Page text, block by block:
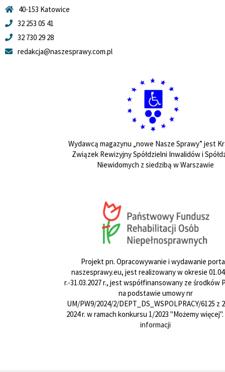
40-153 Katowice
32 253 05 41
32 730 29 28
redakcja@naszesprawy.com.pl
Wydawcą magazynu „nowe Nasze Sprawy” jest
Związek Rewizyjny Spółdzielni Inwalidów i
Niewidomych z siedzibą w Warszawie
Projekt pn. Opracowywanie i wydawanie
naszesprawy.eu, jest realizowany w okresie
r.-31.03.2027 r., jest współfinansowany ze środków
na podstawie umowy nr
UM/PW9/2024/2/DEPT_DS_WSPOLPRACY/6125 z
2024 r. w ramach konkursu 1/2023 "Możemy więcej".
informacji